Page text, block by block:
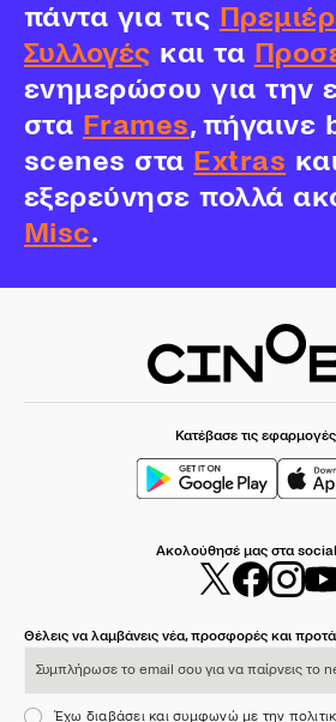
πάντα για τις
Συλλογές και τα
ενημερώσου για την
στα Frames, πήγαινε
scenes στα Extras
εξερεύνησε πολλά
Misc.
Κατέβασε τις
Ακολούθησέ μας στα
Θέλεις να λαμβάνεις νέα, προσφορές και
Έχω διαβάσει και συμφωνώ με την